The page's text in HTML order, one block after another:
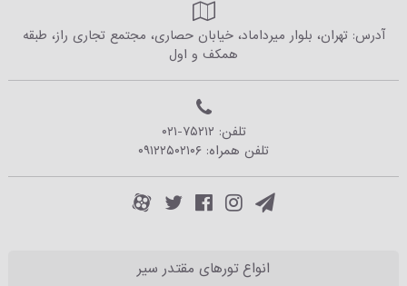
آدرس: تهران، بلوار میرداماد، خیابان حصاری، مجتمع تجاری راز، طبقه
همکف و اول
تلفن: ۰۲۱-۷۵۲۱۲
تلفن همراه: ۰۹۱۲۲۵۰۲۱۰۶
انواع تورهای مقتدر سیر